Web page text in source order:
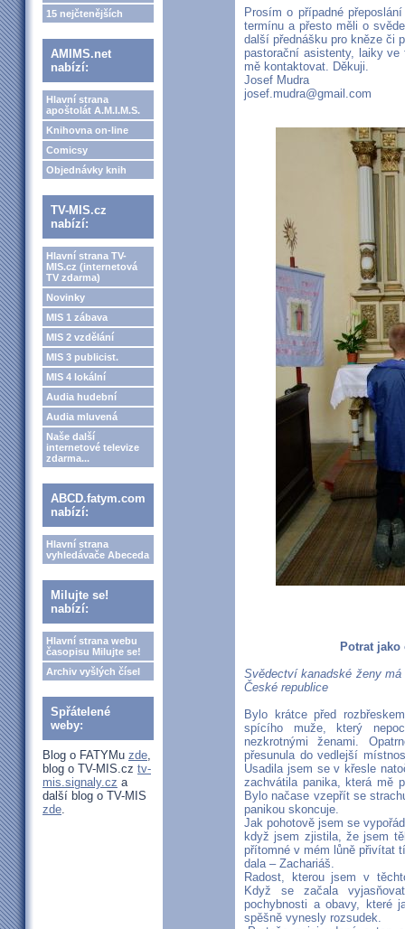
15 nejčtenějších
AMIMS.net
nabízí:
Hlavní strana
apoštolát A.M.I.M.S.
Knihovna on-line
Comicsy
Objednávky knih
TV-MIS.cz
nabízí:
Hlavní strana TV-
MIS.cz (internetová
TV zdarma)
Novinky
MIS 1 zábava
MIS 2 vzdělání
MIS 3 publicist.
MIS 4 lokální
Audia hudební
Audia mluvená
Naše další
internetové televize
zdarma...
ABCD.fatym.com
nabízí:
Hlavní strana
vyhledávače Abeceda
Milujte se!
nabízí:
Hlavní strana webu
časopisu Milujte se!
Archiv vyšlých čísel
Spřátelené
weby:
Blog o FATYMu zde,
blog o TV-MIS.cz tv-
mis.signaly.cz a
další blog o TV-MIS
zde.
Prosím o případné
termínu a přesto měli o
další přednášku pro kněze či
pastorační asistenty, laiky ve
mě kontaktovat. Děkuji.
Josef Mudra
josef.mudra@gmail.com
Potrat
Svědectví kanadské ženy
České republice
Bylo krátce před
spícího muže, který
nezkrotnými ženami.
přesunula do vedlejší
Usadila jsem se v křesle
zachvátila panika, která mě
Bylo načase vzepřít se
panikou skoncuje.
Jak pohotově jsem se
když jsem zjistila, že jsem
přítomné v mém lůně přivítat
dala – Zachariáš.
Radost, kterou jsem v
Když se začala
pochybnosti a obavy, které
spěšně vynesly rozsudek.